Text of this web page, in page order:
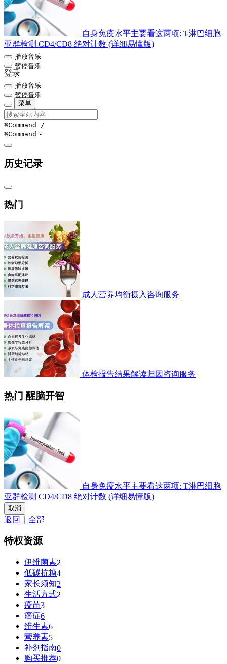
自身免疫水平主要看这两项: T淋巴细胞
亚群检测 CD4/CD8 绝对计数 (详细易懂版)
播放音乐
暂停音乐
登录
播放音乐
暂停音乐
菜单
⌘Command /
⌘Command -
历史记录
热门
成人营养均衡摄入咨询服务
体检报告结果解读归因咨询服务
热门 醒脑开智
自身免疫水平主要看这两项: T淋巴细胞
亚群检测 CD4/CD8 绝对计数 (详细易懂版)
取消
返回｜全部
特权资源
伊维菌素2
低碳抗糖4
家长须知2
生活方式2
疫苗3
癌症6
维生素6
营养素5
补剂指南0
购买推荐0